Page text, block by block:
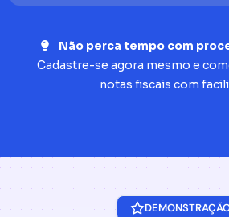
Não perca tempo com
Cadastre-se agora mesmo e
notas fiscais com